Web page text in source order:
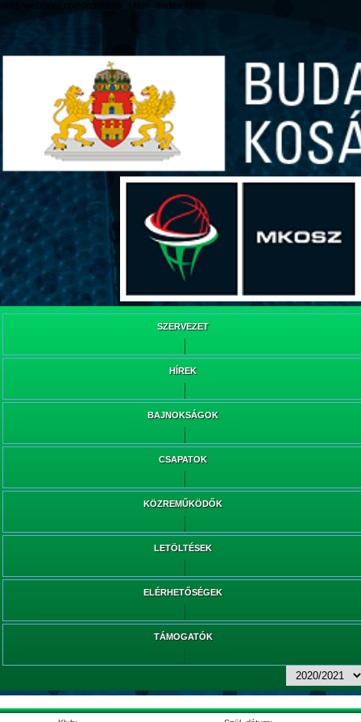
/web/webpont.com/kcs/html/_Main_/index.html
SZERVEZET
HÍREK
BAJNOKSÁGOK
CSAPATOK
KÖZREMŰKÖDŐK
LETÖLTÉSEK
ELÉRHETŐSÉGEK
TÁMOGATÓK